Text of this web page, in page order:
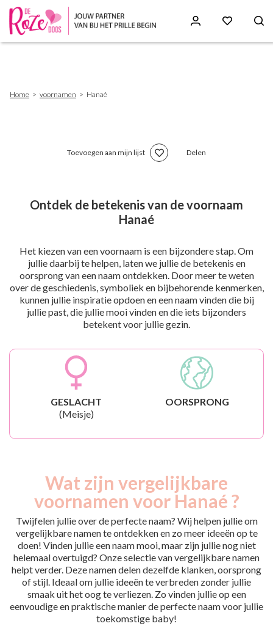
Home voornamen Hanaé
Toevoegen aan mijn lijst Delen
Ontdek de betekenis van de voornaam
Hanaé
Het kiezen van een voornaam is een bijzondere stap. Om
jullie daarbij te helpen, laten we jullie de betekenis en
oorsprong van een naam ontdekken. Door meer te weten
over de geschiedenis, symboliek en bijbehorende kenmerken,
kunnen jullie inspiratie opdoen en een naam vinden die bij
jullie past, die jullie mooi vinden en die iets bijzonders
betekent voor jullie gezin.
GESLACHT
(Meisje)
OORSPRONG
Wat zijn vergelijkbare
voornamen voor Hanaé ?
Twijfelen jullie over de perfecte naam? Wij helpen jullie om
vergelijkbare namen te ontdekken en zo meer ideeën op te
doen! Vinden jullie een naam mooi, maar zijn jullie nog niet
helemaal overtuigd? Onze selectie van vergelijkbare namen
helpt verder. Deze namen delen dezelfde klanken, oorsprong
of stijl. Ideaal om jullie ideeën te verbreden zonder jullie
smaak uit het oog te verliezen. Zo vinden jullie op een
eenvoudige en praktische manier de perfecte naam voor jullie
toekomstige baby!